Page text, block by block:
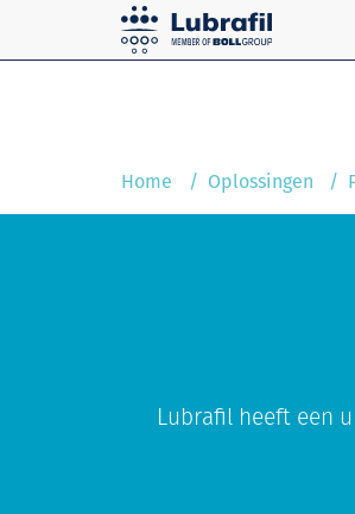
Home Oplossingen
Home Oplossingen
Lubrafil heeft een